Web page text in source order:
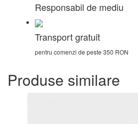
Responsabil de mediu
Transport gratuit
pentru comenzi de peste 350 RON
Produse similare